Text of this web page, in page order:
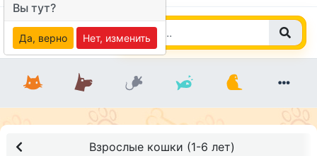
Взрослые кошки (1-6 лет)
Вы тут?
Да, верно Нет, изменить